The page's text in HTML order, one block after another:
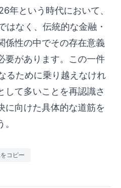
年という時代において、
はなく、伝統的な金融・
係性の中でその存在意義
要があります。この一件
るために乗り越えなけれ
して多いことを再認識さ
に向けた具体的な道筋を
コピー